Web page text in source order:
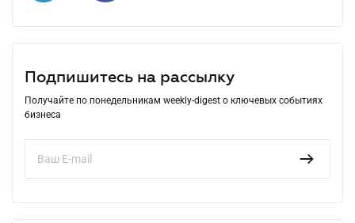
Подпишитесь на рассылку
Получайте по понедельникам weekly-digest о ключевых событиях
бизнеса